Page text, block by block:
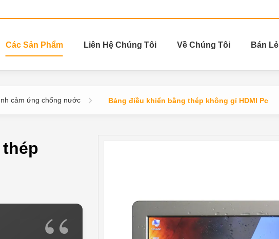
Các Sản Phẩm Liên Hệ Chúng Tôi Về Chúng Tôi Bán Lẻ
cảm ứng chống nước Bảng điều khiển bằng thép không gỉ HDMI Pc